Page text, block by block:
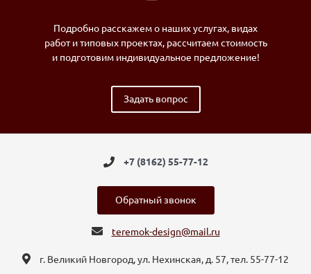
Подробно расскажем о наших услугах, видах
работ и типовых проектах, рассчитаем стоимость
и подготовим индивидуальное предложение!
Задать вопрос
+7 (8162) 55-77-12
Обратный звонок
teremok-design@mail.ru
г. Великий Новгород, ул. Нехинская, д. 57, тел. 55-77-12